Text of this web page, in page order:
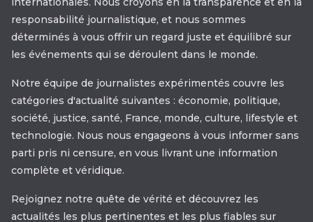
responsabilité journalistique, et nous sommes
déterminés à vous offrir un regard juste et équilibré sur
les événements qui se déroulent dans le monde.
Notre équipe de journalistes expérimentés couvre les
catégories d'actualité suivantes : économie, politique,
société, justice, santé, France, monde, culture, lifestyle et
technologie. Nous nous engageons à vous informer sans
parti pris ni censure, en vous livrant une information
complète et véridique.
Rejoignez notre quête de vérité et découvrez les
actualités les plus pertinentes et les plus fiables sur